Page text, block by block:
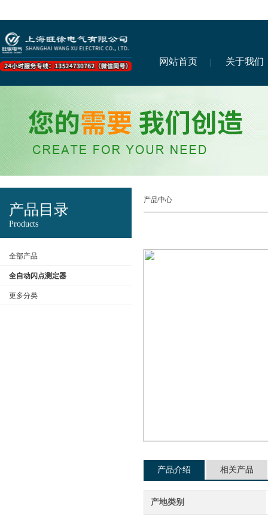
网站首页 关于我们
产品目录
Products
全部产品
全自动闪点测定器
更多分类
产品中心
产品介绍 相关产品
产地类别